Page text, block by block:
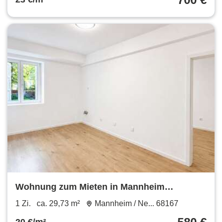
Wohnung zum Mieten in Mannheim
Neckarstadt-Ost 580 € 29.73 m²
1 Zi. ca. 29,73 m² Mannheim / Ne... 68167